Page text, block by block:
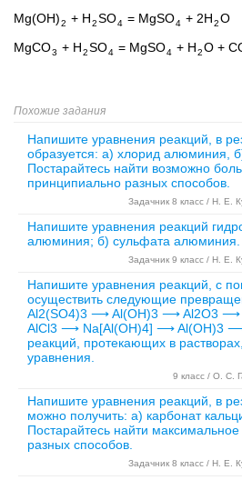
Mg(OH)2 + H2SO4 = MgSO4 + 2H2O
MgCO3 + H2SO4 = MgSO4 + H2O +
Похожие задания
Напишите уравнения реакций, в
образуется: а) хлорид алюминия,
Постарайтесь найти возможно
принципиально разных способов.
Задачник 8 класс / Н. Е.
Напишите уравнения реакций
алюминия; б) сульфата алюминия.
Задачник 9 класс / Н. Е.
Напишите уравнения реакций, с
осуществить следующие
Al2(SO4)3 ⟶ Al(OH)3 ⟶ Al2O3 ⟶
AlCl3 ⟶ Na[Al(OH)4] ⟶ Al(OH)3 ⟶
реакций, протекающих в
уравнения.
9 класс / О. С.
Напишите уравнения реакций, в
можно получить: а) карбонат
Постарайтесь найти
разных способов.
Задачник 8 класс / Н. Е.